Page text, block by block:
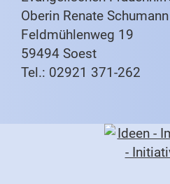
Oberin Renate Schumann
Feldmühlenweg 19
59494 Soest
Tel.: 02921 371-262